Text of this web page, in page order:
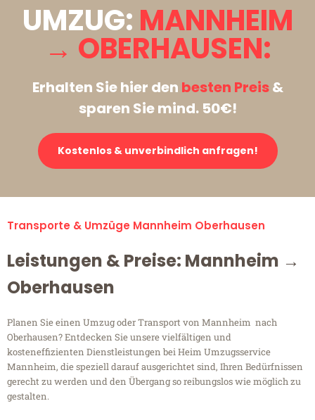
UMZUG: MANNHEIM
→ OBERHAUSEN:
Erhalten Sie hier den besten Preis&
sparen Sie mind. 50€!
Kostenlos & unverbindlich anfragen!
Transporte & Umzüge Mannheim Oberhausen
Leistungen & Preise: Mannheim →
Oberhausen
Planen Sie einen Umzug oder Transport von Mannheim nach
Oberhausen? Entdecken Sie unsere vielfältigen und
kosteneffizienten Dienstleistungen bei Heim Umzugsservice
Mannheim, die speziell darauf ausgerichtet sind, Ihren Bedürfnissen
gerecht zu werden und den Übergang so reibungslos wie möglich zu
gestalten.